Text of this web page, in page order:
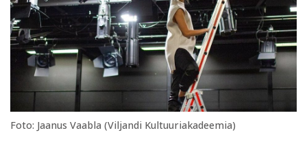
Foto: Jaanus Vaabla (Viljandi Kultuuriakadeemia)